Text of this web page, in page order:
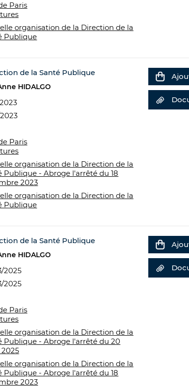
Paris
organisation de la Direction de la
Publique
de la Santé Publique
HIDALGO
Paris
organisation de la Direction de la
Publique - Abroge l'arrêté du 18
2023
organisation de la Direction de la
Publique
de la Santé Publique
HIDALGO
2025
2025
Paris
organisation de la Direction de la
Publique - Abroge l'arrêté du 20
organisation de la Direction de la
Publique - Abroge l'arrêté du 18
2023